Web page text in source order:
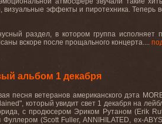
, визуальные эффекты и пиротехника. Теперь
раздел, в котором группа
вскоре после прощального концерта....
альбом 1 декабря
песня ветеранов американского дэта
", который увидит свет 1 декабря на
с продюсером Эриком Рутаном (Erik
Фуллером (Scott Fuller,ANNIHILATED,ex-